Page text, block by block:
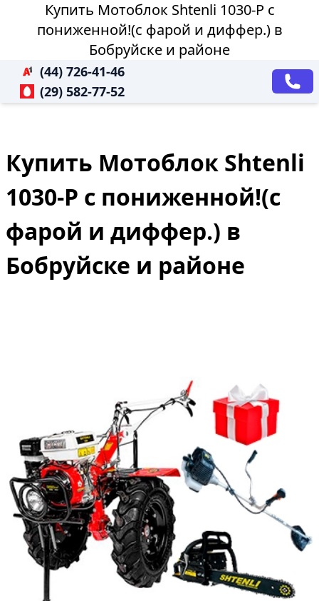
Купить Мотоблок Shtenli 1030-P с
пониженной!(с фарой и диффер.) в
Бобруйске и районе
(44) 726-41-46
(29) 582-77-52
Купить Мотоблок Shtenli
1030-P с пониженной!(с
фарой и диффер.) в
Бобруйске и районе